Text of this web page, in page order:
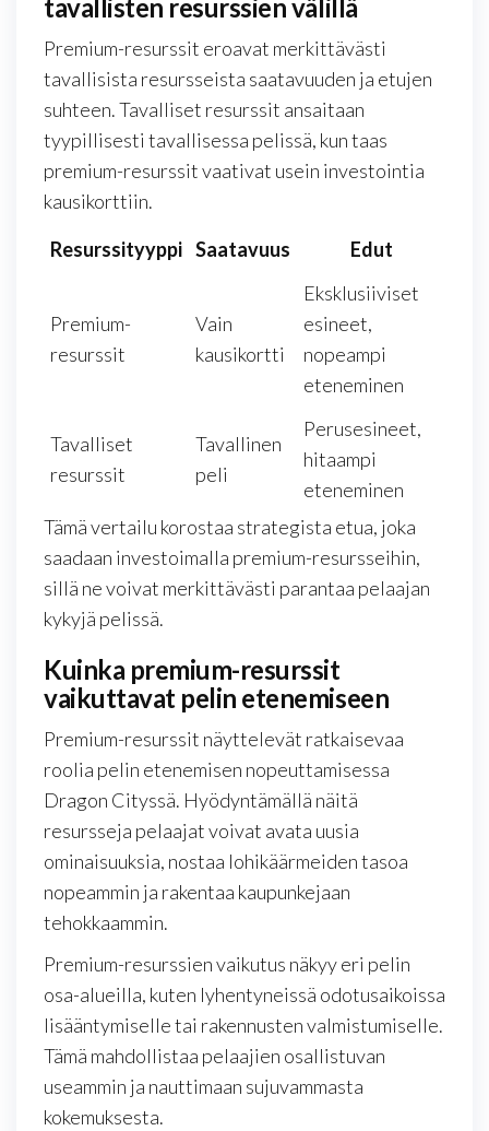
tavallisten resurssien välillä
Premium-resurssit eroavat merkittävästi
tavallisista resursseista saatavuuden ja etujen
suhteen. Tavalliset resurssit ansaitaan
tyypillisesti tavallisessa pelissä, kun taas
premium-resurssit vaativat usein investointia
kausikorttiin.
Resurssityyppi Saatavuus Edut
Premium-
resurssit
Vain
kausikortti
Eksklusiiviset
esineet,
nopeampi
eteneminen
Tavalliset
resurssit
Tavallinen
peli
Perusesineet,
hitaampi
eteneminen
Tämä vertailu korostaa strategista etua, joka
saadaan investoimalla premium-resursseihin,
sillä ne voivat merkittävästi parantaa pelaajan
kykyjä pelissä.
Kuinka premium-resurssit
vaikuttavat pelin etenemiseen
Premium-resurssit näyttelevät ratkaisevaa
roolia pelin etenemisen nopeuttamisessa
Dragon Cityssä. Hyödyntämällä näitä
resursseja pelaajat voivat avata uusia
ominaisuuksia, nostaa lohikäärmeiden tasoa
nopeammin ja rakentaa kaupunkejaan
tehokkaammin.
Premium-resurssien vaikutus näkyy eri pelin
osa-alueilla, kuten lyhentyneissä odotusaikoissa
lisääntymiselle tai rakennusten valmistumiselle.
Tämä mahdollistaa pelaajien osallistuvan
useammin ja nauttimaan sujuvammasta
kokemuksesta.